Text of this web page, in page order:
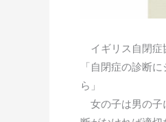
イギリス自閉症
「自閉症の診断
ら」
女の子は男の子